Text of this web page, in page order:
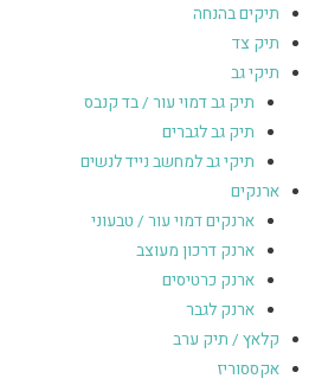
תיקים בהנחה
תיק צד
תיקי גב
תיק גב דמוי עור / בד קנבס
תיק גב לגברים
תיקי גב למחשב נייד לנשים
ארנקים
ארנקים דמוי עור / טבעוני
ארנק דרכון מעוצב
ארנק כרטיסים
ארנק לגבר
קלאץ / תיק ערב
אקססוריז